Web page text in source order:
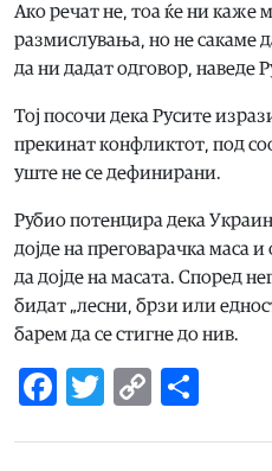
Ако речат не, тоа ќе ни каже
размислувања, но не сакаме
да ни дадат одговор, наведе
Тој посочи дека Русите
прекинат конфликтот, под
уште не се дефинирани.
Рубио потенцира дека
дојде на преговарачка маса и
да дојде на масата. Според
бидат „лесни, брзи или
барем да се стигне до нив.
Facebook
Twitter
Copy